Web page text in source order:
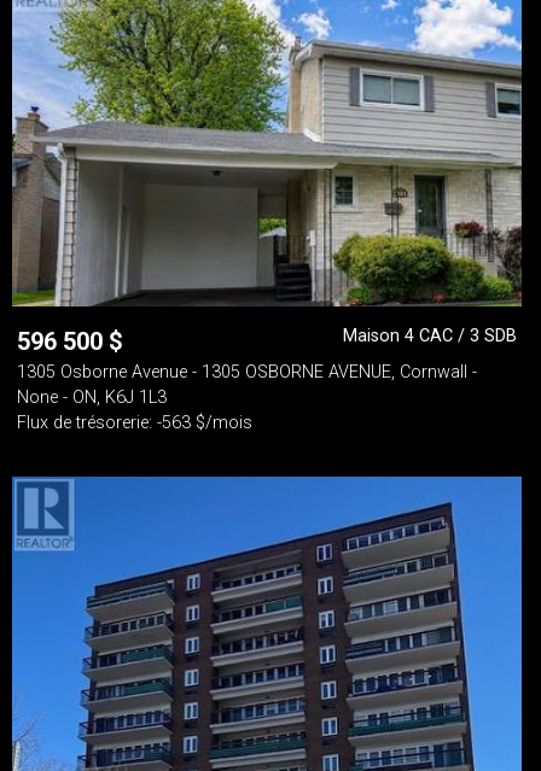
596 500 $
Maison 4 CAC / 3 SDB
1305 Osborne Avenue - 1305 OSBORNE AVENUE, Cornwall -
None - ON, K6J 1L3
Flux de trésorerie: -563 $/mois